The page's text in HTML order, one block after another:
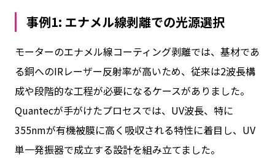
事例1: エナメル線剥離での光源選択
モーターのエナメル線コーティング剥離では、基材であ
る銅へのIRレーザー反射率が高いため、従来は2波長構
成や段階的な工程が必要になるケースがありました。
Quantecが手がけたプロセスでは、UV波長、特に
355nmが有機被膜に高く吸収される特性に着目し、UV
単一発振器で成立する設計を組み立てました。